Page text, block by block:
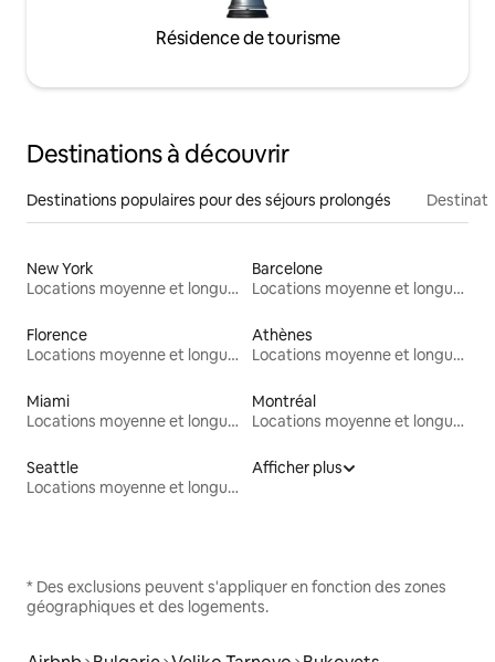
Résidence de tourisme
Destinations à découvrir
Destinations populaires pour des séjours prolongés
New York
Locations moyenne et longue durée
Barcelone
Locations moyenne et longue durée
Florence
Locations moyenne et longue durée
Athènes
Locations moyenne et longue durée
Miami
Locations moyenne et longue durée
Montréal
Locations moyenne et longue durée
Seattle
Locations moyenne et longue durée
Afficher plus
* Des exclusions peuvent s'appliquer en fonction des zones
géographiques et des logements.